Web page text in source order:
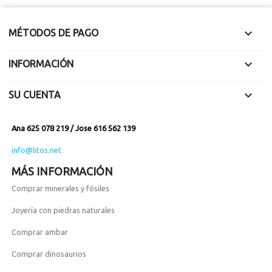
MÉTODOS DE PAGO 
INFORMACIÓN 
SU CUENTA 
Ana 625 078 219 / Jose 616 562 139
info@litos.net
MÁS INFORMACIÓN
Comprar minerales y fósiles
Joyería con piedras naturales
Comprar ambar
Comprar dinosaurios